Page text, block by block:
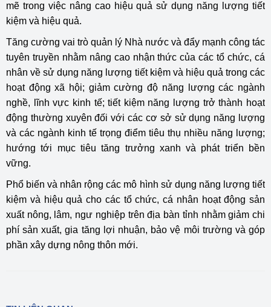
mẽ trong việc nâng cao hiệu quả sử dụng năng lượng tiết
kiệm và hiệu quả.
Tăng cường vai trò quản lý Nhà nước và đẩy mạnh công tác
tuyên truyền nhằm nâng cao nhận thức của các tổ chức, cá
nhân về sử dụng năng lượng tiết kiệm và hiệu quả trong các
hoạt động xã hội; giảm cường độ năng lượng các ngành
nghề, lĩnh vực kinh tế; tiết kiệm năng lượng trở thành hoạt
động thường xuyên đối với các cơ sở sử dụng năng lượng
và các ngành kinh tế trọng điểm tiêu thụ nhiều năng lượng;
hướng tới mục tiêu tăng trưởng xanh và phát triển bền
vững.
Phổ biến và nhân rộng các mô hình sử dụng năng lượng tiết
kiệm và hiệu quả cho các tổ chức, cá nhân hoạt động sản
xuất nông, lâm, ngư nghiệp trên địa bàn tỉnh nhằm giảm chi
phí sản xuất, gia tăng lợi nhuận, bảo vệ môi trường và góp
phần xây dựng nông thôn mới.